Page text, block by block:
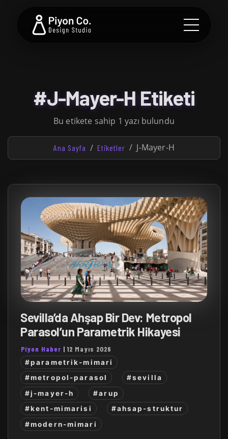
#J-Mayer-H Etiketi
Bu etikete sahip 1 yazı bulundu
Ana Sayfa Etiketler J-Mayer-H
Sevilla’da Ahşap Bir Dev: Metropol
Parasol’un Parametrik Hikayesi
Piyon Haber |12 Mayıs 2026
#parametrik-mimari
#metropol-parasol
#sevilla
#j-mayer-h
#arup
#kent-mimarisi
#ahsap-struktur
#modern-mimari